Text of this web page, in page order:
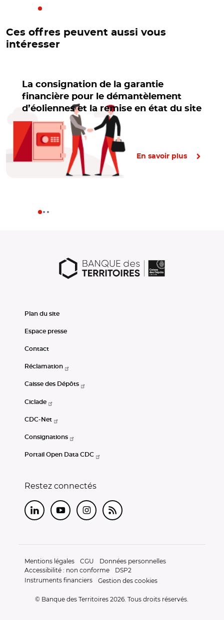
Ces offres peuvent aussi vous
intéresser
La consignation de la garantie
financière pour le démantèlement
d’éoliennes et la remise en état du site
En savoir plus
Plan du site
Espace presse
Contact
Réclamation
Caisse des Dépôts
Ciclade
CDC-Net
Consignations
Portail Open Data CDC
Restez connectés
LinkedInYoutubeInstagram
RSS
Mentions légales CGU
Données personnelles
Accessibilité : non conforme
DSP2
Instruments financiers
Gestion des cookies
© Banque des Territoires 2026. Tous droits réservés.